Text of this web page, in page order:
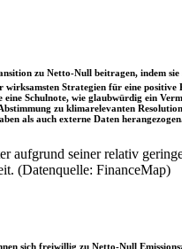
zu Netto-Null beitragen, indem
wirksamsten Strategien für eine
Schulnote, wie glaubwürdig ein
zu klimarelevanten
als auch externe Daten
aufgrund seiner relativ
(Datenquelle: FinanceMap)
sich freiwillig zu Netto-Null